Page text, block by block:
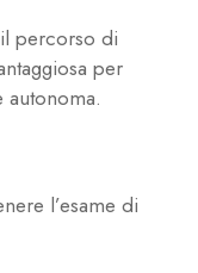
percorso di
per
autonoma.
l’esame di